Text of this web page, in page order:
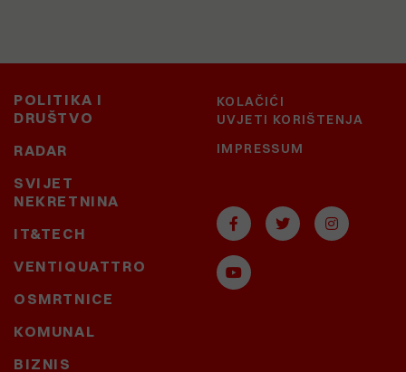
POLITIKA I
DRUŠTVO
RADAR
SVIJET
NEKRETNINA
IT&TECH
VENTIQUATTRO
OSMRTNICE
KOMUNAL
BIZNIS
KOLAČIĆI
UVJETI KORIŠTENJA
IMPRESSUM